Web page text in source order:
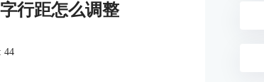
行距怎么调整
44